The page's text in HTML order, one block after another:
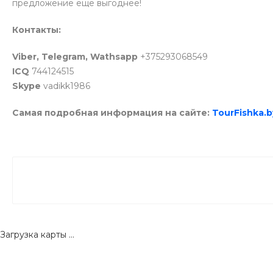
предложение еще выгоднее!
Контакты:
Viber, Telegram, Wathsapp +375293068549
ICQ 744124515
Skype vadikk1986
Самая подробная информация на сайте:
Загрузка карты ...